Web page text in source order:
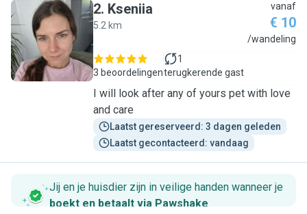
K
2. Kseniia
5.2 km
vanaf
€ 10
/wandeling
3 beoordelingen
1
terugkerende gast
I will look after any of yours pet with love
and care
Laatst gereserveerd: 3 dagen geleden
Laatst gecontacteerd: vandaag
Jij en je huisdier zijn in veilige handen wanneer je
boekt en betaalt via Pawshake.